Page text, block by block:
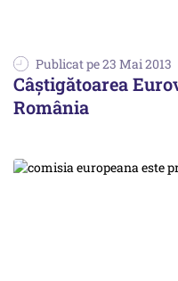
Publicat pe 23 Mai 2013
Câștigătoarea
România